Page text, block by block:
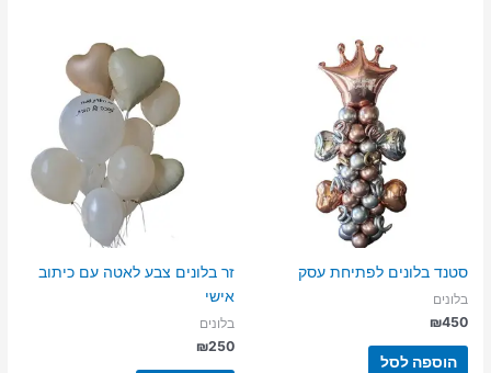
סטנד בלונים לפתיחת עסק
בלונים
₪450
הוספה לסל
זר בלונים צבע לאטה עם כיתוב
אישי
בלונים
₪250